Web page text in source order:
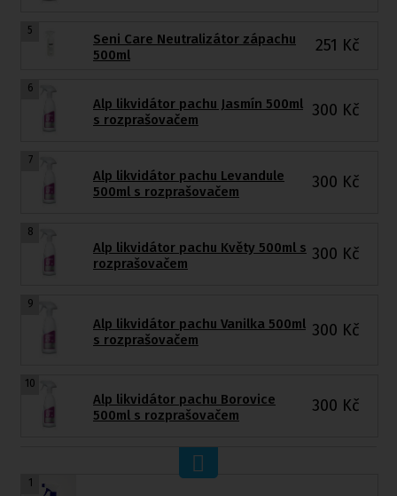
5
Seni Care Neutralizátor zápachu
500ml
251 Kč
6
Alp likvidátor pachu Jasmín 500ml
s rozprašovačem
300 Kč
7
Alp likvidátor pachu Levandule
500ml s rozprašovačem
300 Kč
8
Alp likvidátor pachu Květy 500ml s
rozprašovačem
300 Kč
9
Alp likvidátor pachu Vanilka 500ml
s rozprašovačem
300 Kč
10
Alp likvidátor pachu Borovice
500ml s rozprašovačem
300 Kč
1